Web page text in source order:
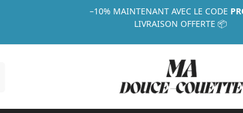
–10% MAINTENANT AVEC LE CODE
LIVRAISON OFFERTE 📦